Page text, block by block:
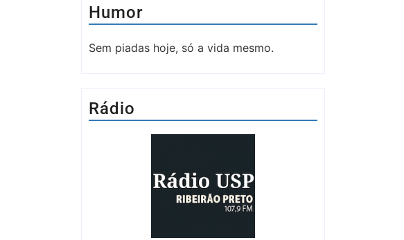
Humor
Sem piadas hoje, só a vida mesmo.
Rádio